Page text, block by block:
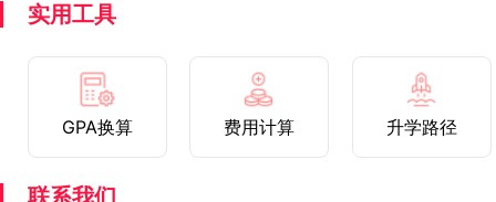
实用工具
GPA换算 费用计算 升学路径
联系我们